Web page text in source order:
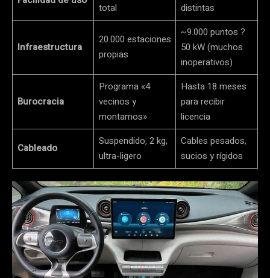
total distintas
Infraestructura
20.000 estaciones
propias
~9.000 puntos ?
50 kW (muchos
inoperativos)
Burocracia
Programa «4
vecinos y
montamos»
Hasta 18 meses
para recibir
licencia
Cableado
Suspendido, 2 kg,
ultra-ligero
Cables pesados,
sucios y rígidos